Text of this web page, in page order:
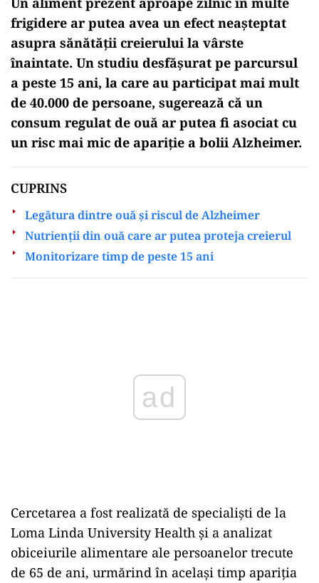
frigidere ar putea avea un efect neașteptat
asupra sănătății creierului la vârste
înaintate. Un studiu desfășurat pe parcursul
a peste 15 ani, la care au participat mai mult
de 40.000 de persoane, sugerează că un
consum regulat de ouă ar putea fi asociat cu
un risc mai mic de apariție a bolii Alzheimer.
CUPRINS
Legătura dintre ouă și riscul de Alzheimer
Nutrienții din ouă care ar putea proteja creierul
Monitorizare timp de peste 15 ani
Cercetarea a fost realizată de specialiști de la
Loma Linda University Health și a analizat
obiceiurile alimentare ale persoanelor trecute
de 65 de ani, urmărind în același timp apariția